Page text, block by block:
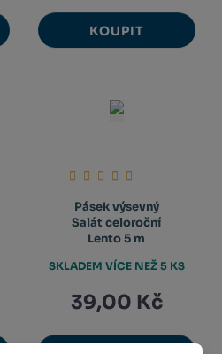
KOUPIT
Pásek výsevný
Salát celoroční
Lento 5 m
39,00 Kč
SKLADEM VÍCE NEŽ 5 KS